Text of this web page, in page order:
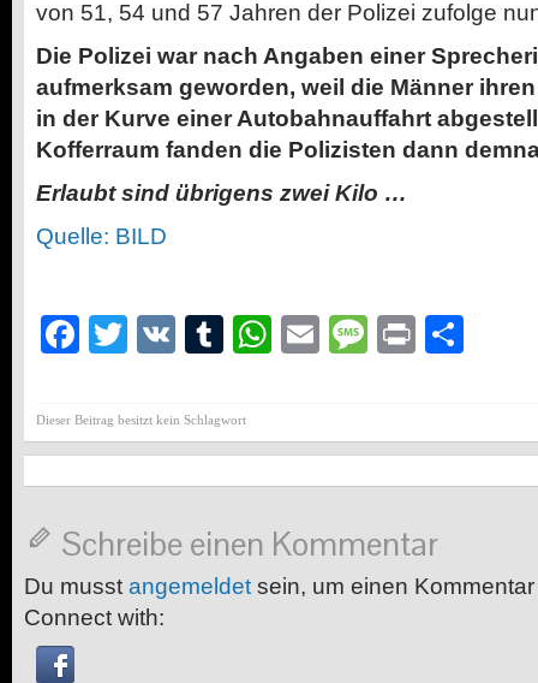
von 51, 54 und 57 Jahren der Polizei zufolge
Die Polizei war nach Angaben einer
aufmerksam geworden, weil die Männer
in der Kurve einer Autobahnauffahrt
Kofferraum fanden die Polizisten dann
Erlaubt sind übrigens zwei Kilo …
Quelle: BILD
Facebook
Twitter
VK Tumblr
WhatsApp
EmailMessage
Print
Dieser Beitrag besitzt kein Schlagwort
Schreibe einen Kommentar
Du musst angemeldet sein, um einen
Connect with: